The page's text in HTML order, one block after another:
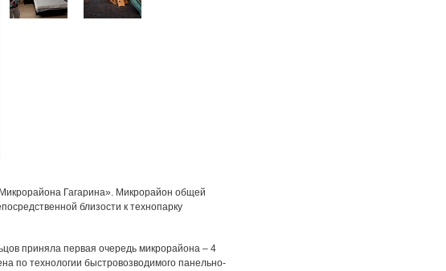
Гагарина». Микрорайон общей
близости к технопарку
приняла первая очередь микрорайона – 4
по технологии быстровозводимого панельно-